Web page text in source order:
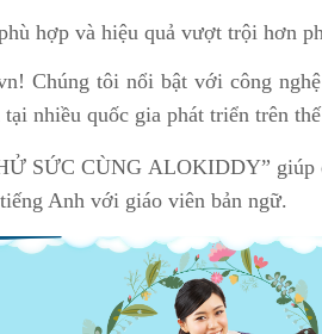
hợp và hiệu quả vượt trội hơn
Chúng tôi nổi bật với công
nhiều quốc gia phát triển trên
SỨC CÙNG ALOKIDDY” giúp
Anh với giáo viên bản ngữ.